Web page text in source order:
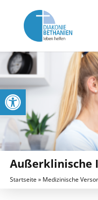
Außerklinische
Startseite » Medizinische